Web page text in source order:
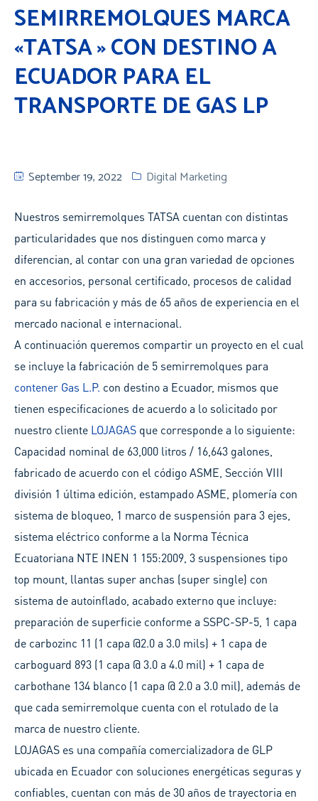
SEMIRREMOLQUES MARCA
«TATSA » CON DESTINO A
ECUADOR PARA EL
TRANSPORTE DE GAS LP
September 19, 2022 Digital Marketing
Nuestros semirremolques TATSA cuentan con distintas
particularidades que nos distinguen como marca y
diferencian, al contar con una gran variedad de opciones
en accesorios, personal certificado, procesos de calidad
para su fabricación y más de 65 años de experiencia en el
mercado nacional e internacional.
A continuación queremos compartir un proyecto en el cual
se incluye la fabricación de 5 semirremolques para
contener Gas L.P. con destino a Ecuador, mismos que
tienen especificaciones de acuerdo a lo solicitado por
nuestro cliente LOJAGAS que corresponde a lo siguiente:
Capacidad nominal de 63,000 litros / 16,643 galones,
fabricado de acuerdo con el código ASME, Sección VIII
división 1 última edición, estampado ASME, plomería con
sistema de bloqueo, 1 marco de suspensión para 3 ejes,
sistema eléctrico conforme a la Norma Técnica
Ecuatoriana NTE INEN 1 155:2009, 3 suspensiones tipo
top mount, llantas super anchas (super single) con
sistema de autoinflado, acabado externo que incluye:
preparación de superficie conforme a SSPC-SP-5, 1 capa
de carbozinc 11 (1 capa @2.0 a 3.0 mils) + 1 capa de
carboguard 893 (1 capa @ 3.0 a 4.0 mil) + 1 capa de
carbothane 134 blanco (1 capa @ 2.0 a 3.0 mil), además de
que cada semirremolque cuenta con el rotulado de la
marca de nuestro cliente.
LOJAGAS es una compañía comercializadora de GLP
ubicada en Ecuador con soluciones energéticas seguras y
confiables, cuentan con más de 30 años de trayectoria en